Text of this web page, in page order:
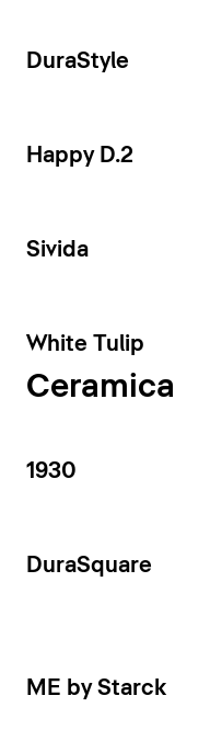
DuraStyle
Happy D.2
Sivida
White Tulip
Ceramica
1930
DuraSquare
ME by Starck